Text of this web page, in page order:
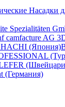
Насадки
Spezialitäten
camfacture AG
(Япония)
(Германия)